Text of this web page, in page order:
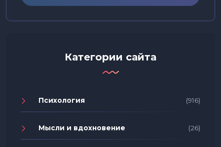
Категории сайта
Психология (916)
Мысли и вдохновение (26)